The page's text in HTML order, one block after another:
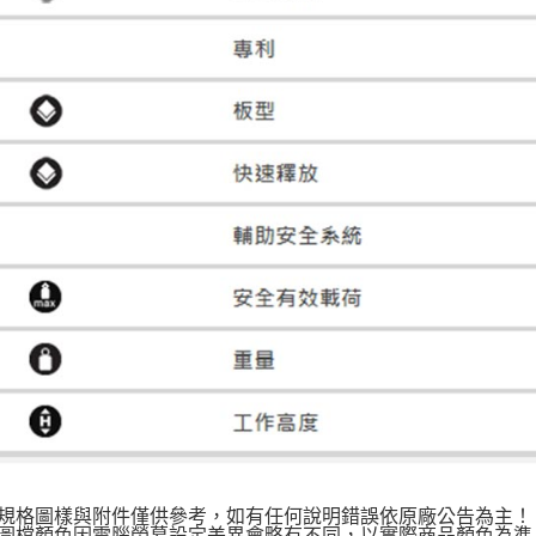
格圖樣與附件僅供參考，如有任何說明錯誤依原廠公告為主